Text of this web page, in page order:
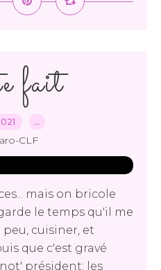
fait
…
CLF
mais on bricole
le temps qu'il me
cuisiner, et
que c'est gravé
président: les